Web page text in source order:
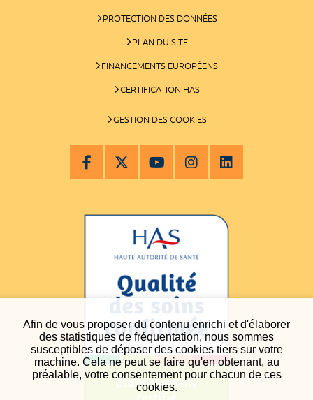
Afin de vous proposer du contenu enrichi et d'élaborer
des statistiques de fréquentation, nous sommes
susceptibles de déposer des cookies tiers sur votre
machine. Cela ne peut se faire qu'en obtenant, au
préalable, votre consentement pour chacun de ces
cookies.
PROTECTION DES DONNÉES
PLAN DU SITE
FINANCEMENTS EUROPÉENS
CERTIFICATION HAS
GESTION DES COOKIES